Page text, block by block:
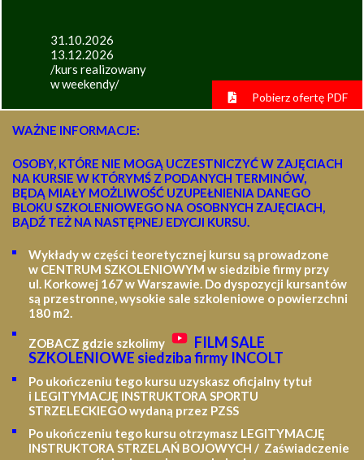
31.10.2026
13.12.2026
/kurs realizowany
w weekendy/
Pobierz ofertę PDF
WAŻNE INFORMACJE:
OSOBY, KTÓRE NIE MOGĄ UCZESTNICZYĆ W ZAJĘCIACH
NA KURSIE W KTÓRYMŚ Z PODANYCH TERMINÓW,
BĘDĄ MIAŁY MOŻLIWOŚĆ UZUPEŁNIENIA DANEGO
BLOKU SZKOLENIOWEGO NA OSOBNYCH ZAJĘCIACH,
BĄDŹ TEŻ NA NASTĘPNEJ EDYCJI KURSU.
Wykłady w części teoretycznej kursu są prowadzone
w CENTRUM SZKOLENIOWYM w siedzibie firmy przy
ul. Korkowej 167 w Warszawie. Do dyspozycji kursantów
są przestronne, wysokie sale szkoleniowe o powierzchni
180 m2.
ZOBACZ gdzie szkolimy
FILM SALE
SZKOLENIOWE siedziba firmy INCOLT
Po ukończeniu tego kursu uzyskasz oficjalny tytuł
i LEGITYMACJĘ INSTRUKTORA SPORTU
STRZELECKIEGO wydaną przez PZSS
Po ukończeniu tego kursu otrzymasz LEGITYMACJĘ
INSTRUKTORA STRZELAŃ BOJOWYCH / Zaświadczenie